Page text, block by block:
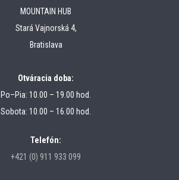
MOUNTAIN HUB
Stará Vajnorská 4,
Bratislava
Otváracia doba:
Po–Pia: 10.00 – 19.00 hod.
Sobota: 10.00 – 16.00 hod.
Telefón:
+421 (0) 911 933 099